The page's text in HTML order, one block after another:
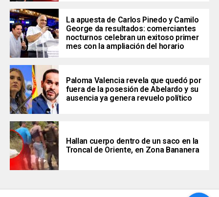
La apuesta de Carlos Pinedo y Camilo
George da resultados: comerciantes
nocturnos celebran un exitoso primer
mes con la ampliación del horario
Paloma Valencia revela que quedó por
fuera de la posesión de Abelardo y su
ausencia ya genera revuelo político
Hallan cuerpo dentro de un saco en la
Troncal de Oriente, en Zona Bananera